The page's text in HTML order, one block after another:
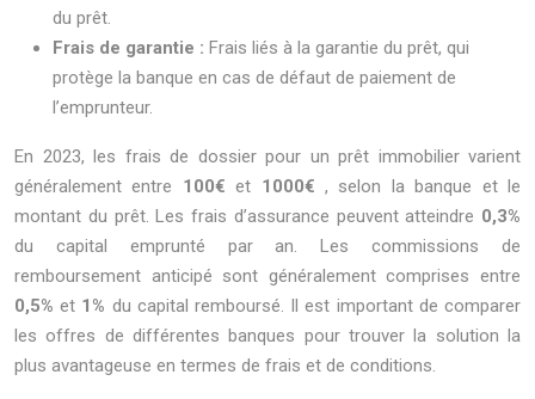
du prêt.
Frais de garantie : Frais liés à la garantie du prêt, qui
protège la banque en cas de défaut de paiement de
l’emprunteur.
En 2023, les frais de dossier pour un prêt immobilier varient
généralement entre 100€et 1000€, selon la banque et le
montant du prêt. Les frais d’assurance peuvent atteindre 0,3%
du capital emprunté par an. Les commissions de
remboursement anticipé sont généralement comprises entre
0,5%et 1% du capital remboursé. Il est important de comparer
les offres de différentes banques pour trouver la solution la
plus avantageuse en termes de frais et de conditions.